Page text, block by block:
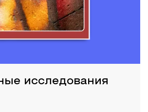
исследования